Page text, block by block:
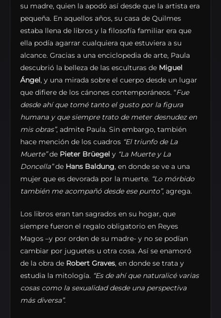
su madre, quien la apodó así desde que la artista era
pequeña. En aquellos años, su casa de Quilmes
estaba llena de libros y la filosofía familiar era que
ella podía agarrar cualquiera que estuviera a su
alcance. Gracias a una enciclopedia de arte, Paula
descubrió la belleza de las esculturas de Miguel
Ángel, y una mirada sobre el cuerpo desde un lugar
que difiere de los cánones contemporáneos. “Fue
desde ahí que tomé tanto el gusto por la figura
humana y que siempre trato de meter desnudez en
mis obras”, admite Paula. Sin embargo, también
hace mención de los cuadros “El triunfo de La
Muerte”de Pieter Brüegel y “La Muerte y La
Doncella”de Hans Baldung, en donde se ve a una
mujer que es devorada por la muerte. “Lo mórbido
también me acompañó desde ese punto”, agrega.
Los libros eran tan sagrados en su hogar, que
siempre fueron el regalo obligatorio en Reyes
Magos –y por orden de su madre- y no se podían
cambiar por juguetes u otra cosa. Así se enamoró
de la obra de Robert Graves, en donde se trata y
estudia la mitología. “Es de ahí que naturalicé varias
cosas como la sexualidad desde una perspectiva
más diversa”.